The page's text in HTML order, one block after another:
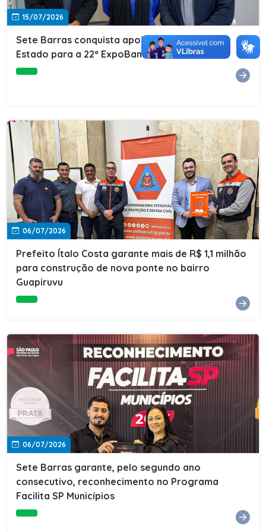
15/07/2026
Sete Barras conquista apoio do Governo do
Estado para a 22ª ExpoBanana
06/07/2026
Prefeito Ítalo Costa garante mais de R$ 1,1 milhão
para construção de nova ponte no bairro
Guapiruvu
06/07/2026
Sete Barras garante, pelo segundo ano
consecutivo, reconhecimento no Programa
Facilita SP Municípios